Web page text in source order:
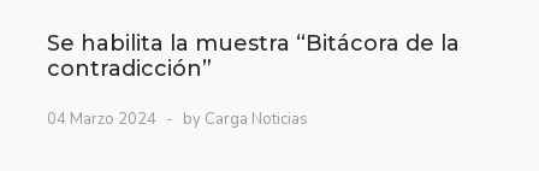
Se habilita la muestra “Bitácora de la
contradicción”
04 Marzo 2024 by Carga Noticias